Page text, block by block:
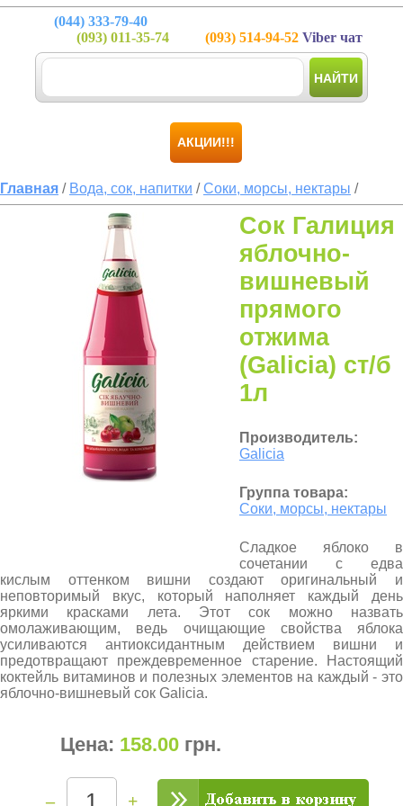
(044) 333-79-40
(093) 011-35-74 (093) 514-94-52 Viber чат
НАЙТИ
АКЦИИ!!!
Главная / Вода, сок, напитки /Соки, морсы, нектары /
Сок Галиция
яблочно-
вишневый
прямого
отжима
(Galicia) ст/б
1л
Производитель:
Galicia
Группа товара:
Соки, морсы, нектары
Сладкое яблоко в
сочетании с едва
кислым оттенком вишни создают оригинальный и
неповторимый вкус, который наполняет каждый день
яркими красками лета. Этот сок можно назвать
омолаживающим, ведь очищающие свойства яблока
усиливаются антиоксидантным действием вишни и
предотвращают преждевременное старение. Настоящий
коктейль витаминов и полезных элементов на каждый - это
яблочно-вишневый сок Galicia.
Цена: 158.00 грн.
– +